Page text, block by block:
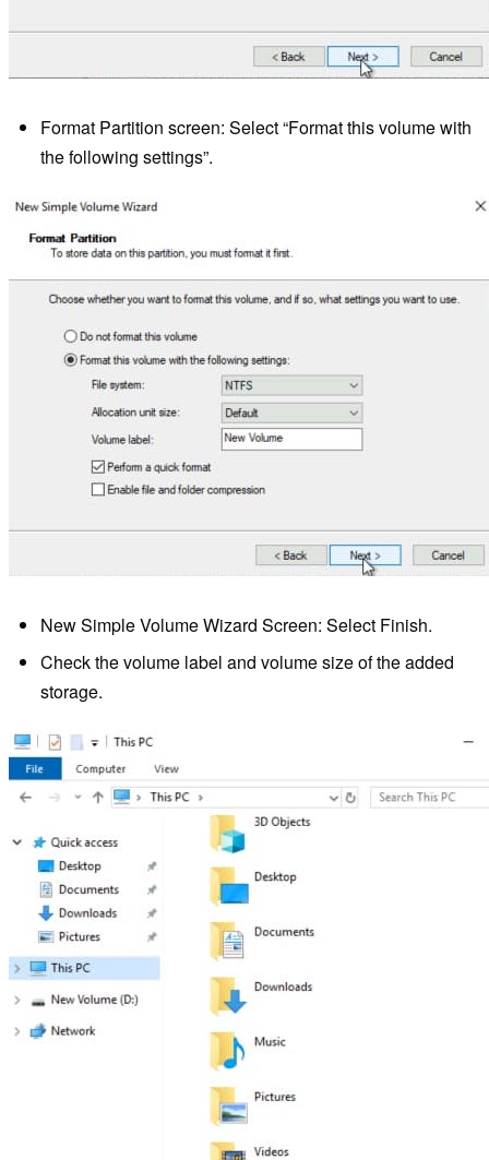
Format Partition screen: Select “Format this volume with
the following settings”.
New Simple Volume Wizard Screen: Select Finish.
Check the volume label and volume size of the added
storage.